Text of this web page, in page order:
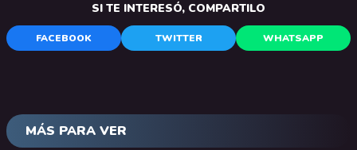
SI TE INTERESÓ, COMPARTILO
FACEBOOK TWITTER WHATSAPP
MÁS PARA VER